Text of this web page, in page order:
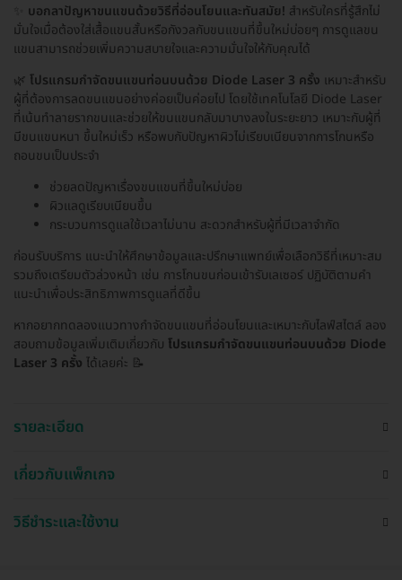
บอกลาปัญหาขนแขนด้วยวิธีที่อ่อนโยนและทันสมัย! สำหรับใครที่รู้สึกไม่
มั่นใจเมื่อต้องใส่เสื้อแขนสั้นหรือกังวลกับขนแขนที่ขึ้นใหม่บ่อยๆ การดูแลขน
แขนสามารถช่วยเพิ่มความสบายใจและความมั่นใจให้กับคุณได้
🌿 โปรแกรมกำจัดขนแขนท่อนบนด้วย Diode Laser 3 ครั้ง เหมาะสำหรับ
ผู้ที่ต้องการลดขนแขนอย่างค่อยเป็นค่อยไป โดยใช้เทคโนโลยี Diode Laser
ที่เน้นทำลายรากขนและช่วยให้ขนแขนกลับมาบางลงในระยะยาว เหมาะกับผู้ที่
มีขนแขนหนา ขึ้นใหม่เร็ว หรือพบกับปัญหาผิวไม่เรียบเนียนจากการโกนหรือ
ถอนขนเป็นประจำ
ช่วยลดปัญหาเรื่องขนแขนที่ขึ้นใหม่บ่อย
ผิวแลดูเรียบเนียนขึ้น
กระบวนการดูแลใช้เวลาไม่นาน สะดวกสำหรับผู้ที่มีเวลาจำกัด
ก่อนรับบริการ แนะนำให้ศึกษาข้อมูลและปรึกษาแพทย์เพื่อเลือกวิธีที่เหมาะสม
รวมถึงเตรียมตัวล่วงหน้า เช่น การโกนขนก่อนเข้ารับเลเซอร์ ปฏิบัติตามคำ
แนะนำเพื่อประสิทธิภาพการดูแลที่ดีขึ้น
หากอยากทดลองแนวทางกำจัดขนแขนที่อ่อนโยนและเหมาะกับไลฟ์สไตล์ ลอง
สอบถามข้อมูลเพิ่มเติมเกี่ยวกับ โปรแกรมกำจัดขนแขนท่อนบนด้วย Diode
Laser 3 ครั้ง ได้เลยค่ะ 📝
รายละเอียด
เกี่ยวกับแพ็กเกจ
วิธีชำระและใช้งาน